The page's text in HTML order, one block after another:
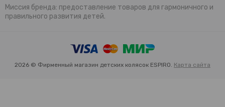
Миссия бренда: предоставление товаров для гармоничного и
правильного развития детей.
2026 © Фирменный магазин детских колясок ESPIRO. Карта сайта